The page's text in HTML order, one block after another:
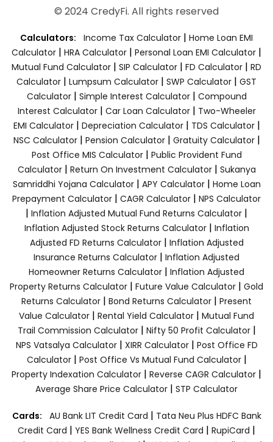
© 2024 CredyFi. All rights reserved
Calculators: Income Tax Calculator | Home Loan EMI
Calculator | HRA Calculator | Personal Loan EMI Calculator |
Mutual Fund Calculator | SIP Calculator | FD Calculator | RD
Calculator | Lumpsum Calculator | SWP Calculator | GST
Calculator| Simple Interest Calculator| Compound
Interest Calculator| Car Loan Calculator| Two-Wheeler
EMI Calculator| Depreciation Calculator| TDS Calculator|
NSC Calculator| Pension Calculator| Gratuity Calculator|
Post Office MIS Calculator| Public Provident Fund
Calculator| Return On Investment Calculator| Sukanya
Samriddhi Yojana Calculator| APY Calculator| Home Loan
Prepayment Calculator | CAGR Calculator | NPS Calculator
| Inflation Adjusted Mutual Fund Returns Calculator |
Inflation Adjusted Stock Returns Calculator| Inflation
Adjusted FD Returns Calculator| Inflation Adjusted
Insurance Returns Calculator | Inflation Adjusted
Homeowner Returns Calculator | Inflation Adjusted
Property Returns Calculator | Future Value Calculator | Gold
Returns Calculator | Bond Returns Calculator | Present
Value Calculator | Rental Yield Calculator | Mutual Fund
Trail Commission Calculator| Nifty 50 Profit Calculator|
NPS Vatsalya Calculator| XIRR Calculator| Post Office FD
Calculator| Post Office Vs Mutual Fund Calculator|
Property Indexation Calculator | Reverse CAGR Calculator |
Average Share Price Calculator | STP Calculator
Cards: AU Bank LIT Credit Card | Tata Neu Plus HDFC Bank
Credit Card | YES Bank Wellness Credit Card | RupiCard |